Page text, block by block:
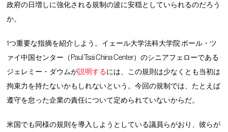
政府の日増しに強化される規制の波に安穏としていられるのだろう
か。
1つ重要な指摘を紹介しよう。イェール大学法科大学院 ポール・ツ
ァイ中国センター（Paul Tsai China Center）のシニアフェローである
ジェレミー・ダウムが説明するには、この規則は少なくとも当初は
拘束力を持たないかもしれないという。今回の規制では、たとえば
遵守を怠った企業の責任について定められていないからだ。
米国でも同様の規則を導入しようとしている議員らがおり、彼らが